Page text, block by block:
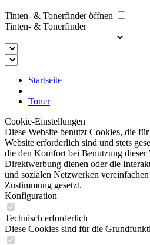
Tinten- & Tonerfinder öffnen
Tinten- & Tonerfinder
Startseite
Toner
Cookie-Einstellungen
Diese Website benutzt Cookies, die
Website erforderlich sind und stets
die den Komfort bei Benutzung dieser
Direktwerbung dienen oder die
und sozialen Netzwerken
Zustimmung gesetzt.
Konfiguration
Technisch erforderlich
Diese Cookies sind für die